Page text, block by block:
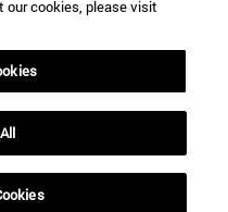
Múnich Alemania
01321001 Bela Vista Brasil
our cookies, please visit